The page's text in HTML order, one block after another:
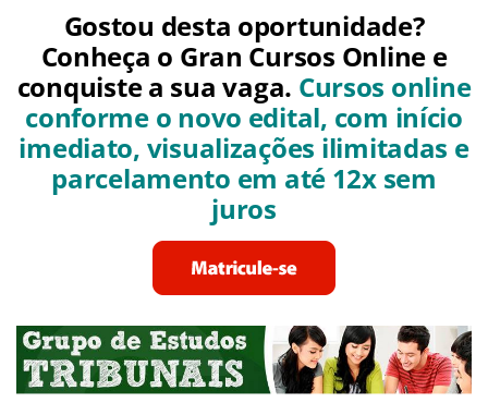
Gostou desta oportunidade?
Conheça o Gran Cursos Online e
conquiste a sua vaga. Cursos online
conforme o novo edital, com início
imediato, visualizações ilimitadas e
parcelamento em até 12x sem
juros